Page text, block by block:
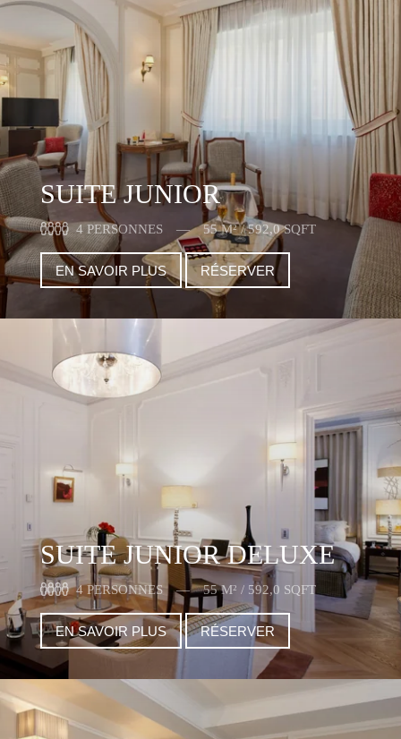
SUITE JUNIOR
4 PERSONNES 55 M² / 592,0 SQFT
EN SAVOIR PLUS RÉSERVER
SUITE JUNIOR DELUXE
4 PERSONNES 55 M² / 592,0 SQFT
EN SAVOIR PLUS RÉSERVER